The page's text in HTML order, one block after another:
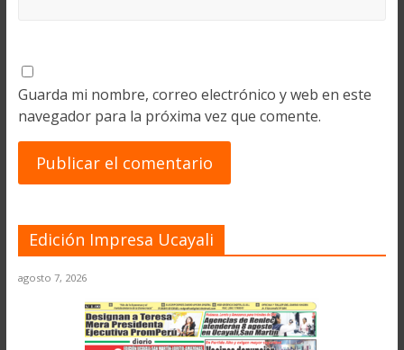
Guarda mi nombre, correo electrónico y web en este
navegador para la próxima vez que comente.
Edición Impresa Ucayali
agosto 7, 2026